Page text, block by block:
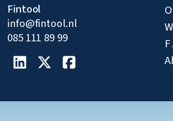
Fintool
info@fintool.nl
085 111 89 99